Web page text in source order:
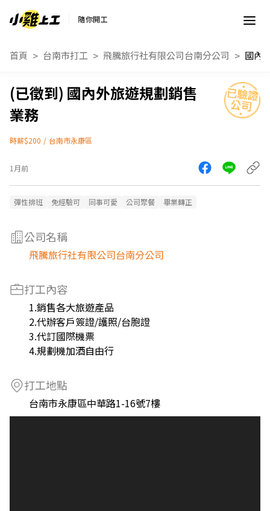
隨你開工
首頁 台南市打工 飛騰旅行社有限公司台南分公司 國內
國內外旅遊規劃銷售
業務
時薪$200 / 台南市永康區
1月前
彈性排班 免經驗可 同事可愛 公司聚餐 畢業轉正
公司名稱
飛騰旅行社有限公司台南分公司
打工內容
1.銷售各大旅遊產品
2.代辦客戶簽證/護照/台胞證
3.代訂國際機票
4.規劃機加酒自由行
打工地點
台南市永康區中華路1-16號7樓